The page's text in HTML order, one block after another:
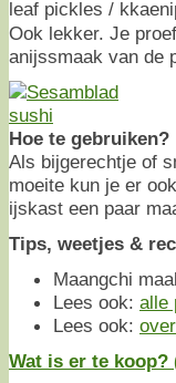
leaf pickles /
Ook lekker. Je
anijssmaak van de
Hoe te gebruiken?
Als bijgerechtje of
moeite kun je er
ijskast een paar
Tips, weetjes &
Maangchi
Lees ook: alle
Lees ook:
Wat is er te koop?